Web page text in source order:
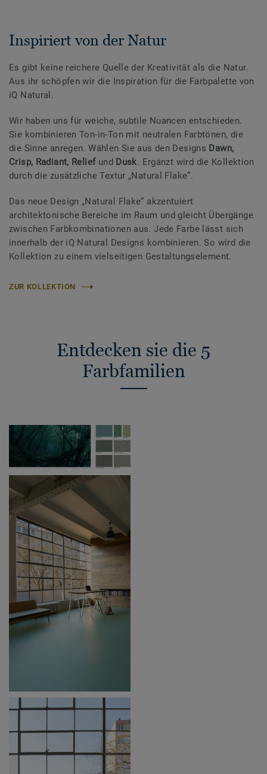
Inspiriert von der Natur
Es gibt keine reichere Quelle der Kreativität als die Natur.
Aus ihr schöpfen wir die Inspiration für die Farbpalette von
iQ Natural.
Wir haben uns für weiche, subtile Nuancen entschieden.
Sie kombinieren Ton-in-Ton mit neutralen Farbtönen, die
die Sinne anregen. Wählen Sie aus den Designs Dawn,
Crisp, Radiant, Reliefund Dusk. Ergänzt wird die Kollektion
durch die zusätzliche Textur „Natural Flake“.
Das neue Design „Natural Flake“ akzentuiert
architektonische Bereiche im Raum und gleicht Übergänge
zwischen Farbkombinationen aus. Jede Farbe lässt sich
innerhalb der iQ Natural Designs kombinieren. So wird die
Kollektion zu einem vielseitigen Gestaltungselement.
ZUR KOLLEKTION
Entdecken sie die 5
Farbfamilien